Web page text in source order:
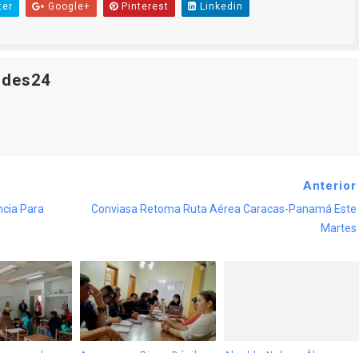
Google+ Pinterest Linkedin
Para
Anterior
Conviasa Retoma Ruta Aérea Caracas-Panamá Este
Martes